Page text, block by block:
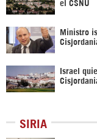
el CSNU
Ministro
Israel
SIRIA